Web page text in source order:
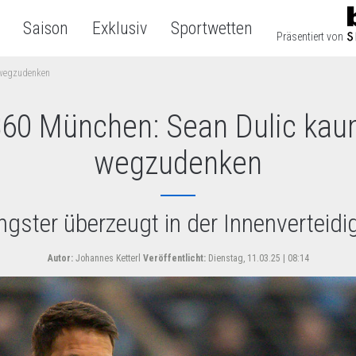
Saison Exklusiv Sportwetten Präsentiert von
München: Sean Dulic
wegzudenken
überzeugt in der
Autor:Johannes Ketterl Veröffentlicht:Dienstag, 11.03.25 | 08:14